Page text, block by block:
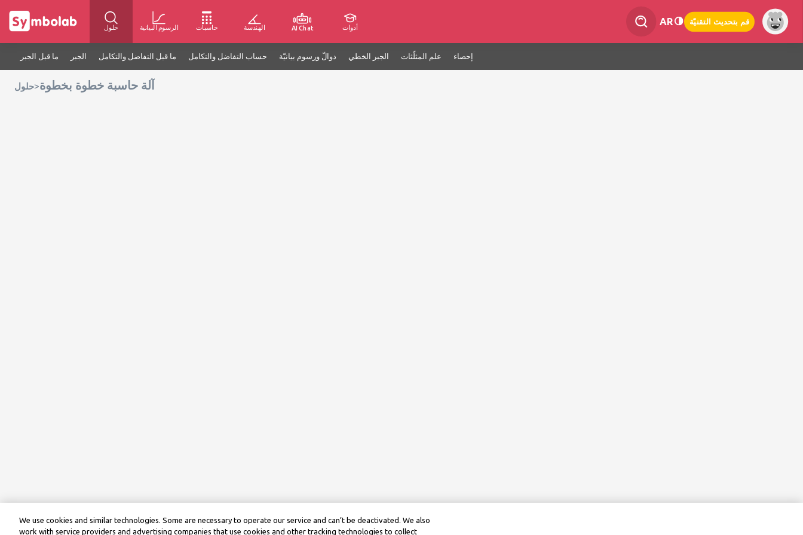
حلول الرسوم البيانية حاسبات الهندسة AI Chat أدوات
AR قم بتحديث التقنيّة
ما قبل الجبر الجبر ما قبل التفاضل والتكامل حساب التفاضل والتكامل دوالّ ورسوم بيانيّة الجبر الخطي علم المثلّثات إحصاء
حلول>آلة حاسبة خطوة بخطوة
We use cookies and similar technologies. Some are necessary to operate our service and can’t be deactivated. We also
work with service providers and advertising companies that use cookies and other tracking technologies to collect